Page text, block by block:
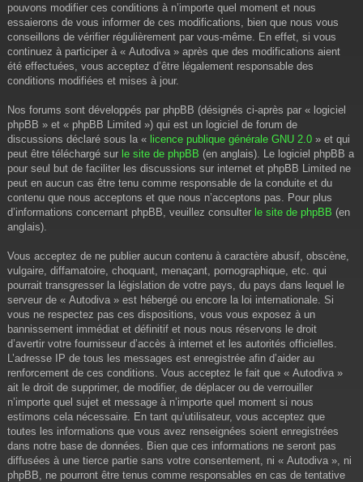
pouvons modifier ces conditions à n’importe quel moment et nous
essaierons de vous informer de ces modifications, bien que nous vous
conseillons de vérifier régulièrement par vous-même. En effet, si vous
continuez à participer à « Autodiva » après que des modifications aient
été effectuées, vous acceptez d’être légalement responsable des
conditions modifiées et mises à jour.
Nos forums sont développés par phpBB (désignés ci-après par « logiciel
phpBB » et « phpBB Limited ») qui est un logiciel de forum de
discussions déclaré sous la « licence publique générale GNU 2.0 » et qui
peut être téléchargé sur le site de phpBB (en anglais). Le logiciel phpBB a
pour seul but de faciliter les discussions sur internet et phpBB Limited ne
peut en aucun cas être tenu comme responsable de la conduite et du
contenu que nous acceptons et que nous n’acceptons pas. Pour plus
d’informations concernant phpBB, veuillez consulter le site de phpBB (en
anglais).
Vous acceptez de ne publier aucun contenu à caractère abusif, obscène,
vulgaire, diffamatoire, choquant, menaçant, pornographique, etc. qui
pourrait transgresser la législation de votre pays, du pays dans lequel le
serveur de « Autodiva » est hébergé ou encore la loi internationale. Si
vous ne respectez pas ces dispositions, vous vous exposez à un
bannissement immédiat et définitif et nous nous réservons le droit
d’avertir votre fournisseur d’accès à internet et les autorités officielles.
L’adresse IP de tous les messages est enregistrée afin d’aider au
renforcement de ces conditions. Vous acceptez le fait que « Autodiva »
ait le droit de supprimer, de modifier, de déplacer ou de verrouiller
n’importe quel sujet et message à n’importe quel moment si nous
estimons cela nécessaire. En tant qu’utilisateur, vous acceptez que
toutes les informations que vous avez renseignées soient enregistrées
dans notre base de données. Bien que ces informations ne seront pas
diffusées à une tierce partie sans votre consentement, ni « Autodiva », ni
phpBB, ne pourront être tenus comme responsables en cas de tentative